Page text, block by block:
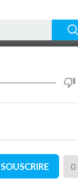
SOUSCRIRE 0